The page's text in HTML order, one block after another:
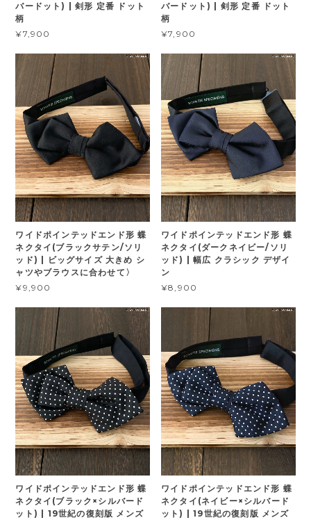
バードット) | 剣形 定番 ドット
柄
¥7,900
バードット) | 剣形 定番 ドット
柄
¥7,900
ワイドポインテッドエンド形 蝶
ネクタイ(ブラックサテン/ソリ
ッド) | ビッグサイズ 大きめ シ
ャツやブラウスに合わせて〉
¥9,900
ワイドポインテッドエンド形 蝶
ネクタイ(ダークネイビー/ソリ
ッド) | 幅広 クラシック デザイ
ン
¥8,900
ワイドポインテッドエンド形 蝶
ネクタイ(ブラック×シルバード
ット) | 19世紀の復刻版 メンズ
ワイドポインテッドエンド形 蝶
ネクタイ(ネイビー×シルバード
ット) | 19世紀の復刻版 メンズ